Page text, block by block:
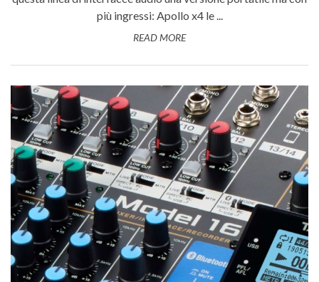
più ingressi: Apollo x4 le ...
READ MORE